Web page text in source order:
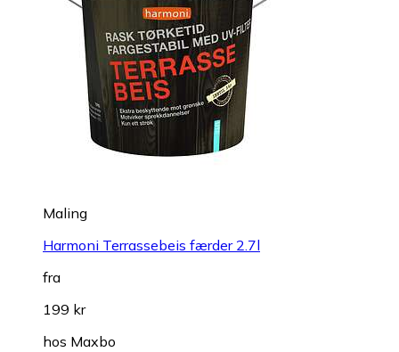
Maling
Harmoni Terrassebeis færder 2.7l
fra
199 kr
hos Maxbo